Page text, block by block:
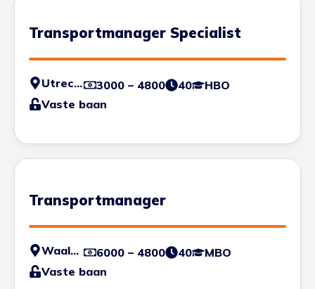
Transportmanager Specialist
Utrecht 3000 – 4800 40
HBO
Vaste baan
Transportmanager
Waalwijk 6000 – 4800 40
MBO
Vaste baan